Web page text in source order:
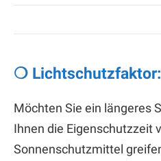
❍ Lichtschutzfaktor:
Möchten Sie ein längeres
Ihnen die Eigenschutzzeit
Sonnenschutzmittel